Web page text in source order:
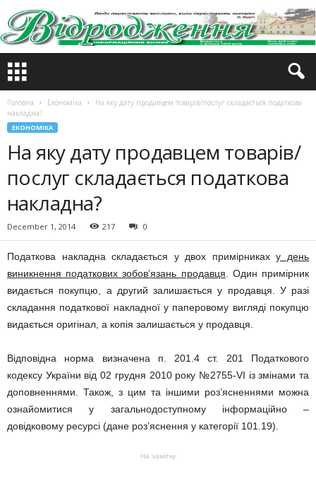
Головна Економіка
На яку дату продавцем товарів/послуг складається податкова
накладна?
ЕКОНОМІКА
На яку дату продавцем товарів/
послуг складається податкова
накладна?
December 1, 2014 217 0
Податкова накладна складається у двох примірникаху день
виникнення податкових зобов’язань продавця . Один примірник
видається покупцю, а другий залишається у продавця. У разі
складання податкової накладної у паперовому вигляді покупцю
видається оригінал, а копія залишається у продавця.
Відповідна норма визначена п. 201.4 ст. 201 Податкового
кодексу України від 02 грудня 2010 року №2755-VI із змінами та
доповненнями. Також, з цим та іншими роз’ясненнями можна
ознайомитися у загальнодоступному інформаційно –
довідковому ресурсі (дане роз’яснення у категорії 101.19).
На замітку